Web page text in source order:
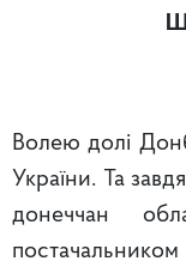
Волею долі
України. Та
донеччан